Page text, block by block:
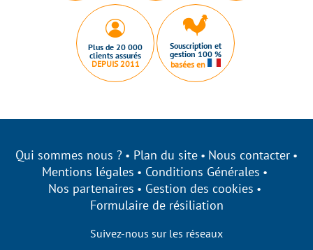
Plus de 20 000
clients assurés
DEPUIS 2011
Souscription et
gestion 100 %
basées en
Qui sommes nous ? Plan du site
Nous contacter
Mentions légales
Conditions Générales
Nos partenaires
Gestion des cookies
Formulaire de résiliation
Suivez-nous sur les réseaux